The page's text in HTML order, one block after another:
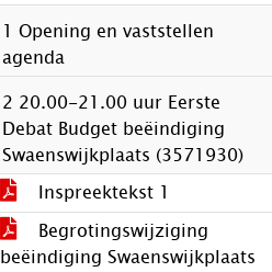
1 Opening en vaststellen
agenda
2 20.00-21.00 uur Eerste
Debat Budget beëindiging
Swaenswijkplaats (3571930)
Inspreektekst 1
Begrotingswijziging
beëindiging Swaenswijkplaats